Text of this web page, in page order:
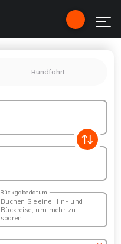
Rundfahrt
Rückgabedatum
Buchen Sie eine Hin- und
Rückreise, um mehr zu
sparen.